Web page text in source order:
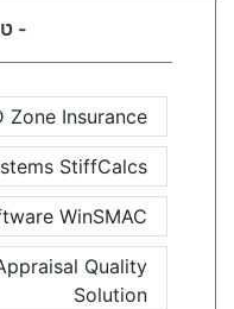
-
Zone Insurance
StiffCalcs
WinSMAC
Quality
Solution